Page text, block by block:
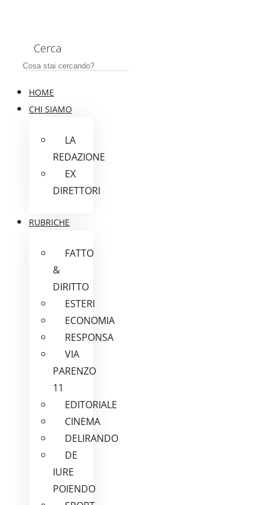
Cerca
HOME
CHI SIAMO
LA
REDAZIONE
EX
DIRETTORI
RUBRICHE
FATTO
&
DIRITTO
ESTERI
ECONOMIA
RESPONSA
VIA
PARENZO
11
EDITORIALE
CINEMA
DELIRANDO
DE
IURE
POIENDO